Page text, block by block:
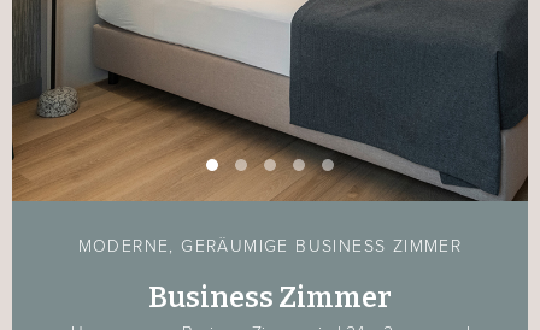
MODERNE, GERÄUMIGE BUSINESS ZIMMER
Business Zimmer